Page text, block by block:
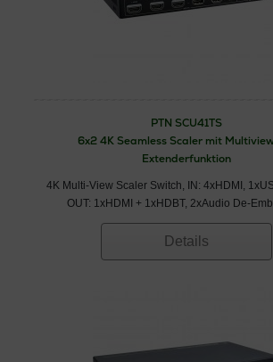
PTN SCU41TS
6x2 4K Seamless Scaler mit
Extenderfunktion
4K Multi-View Scaler Switch, IN: 4xHDMI,
OUT: 1xHDMI + 1xHDBT, 2xAudio De-
Details